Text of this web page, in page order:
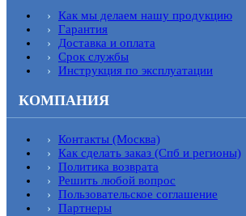
Как мы делаем нашу продукцию
Гарантия
Доставка и оплата
Срок службы
Инструкция по эксплуатации
КОМПАНИЯ
Контакты (Москва)
Как сделать заказ (Спб и регионы)
Политика возврата
Решить любой вопрос
Пользовательское соглашение
Партнеры